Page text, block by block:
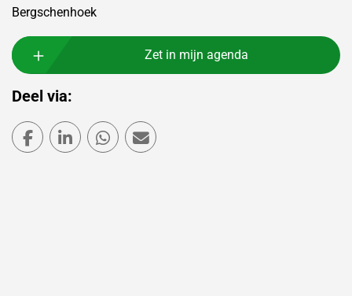
Bergschenhoek
Zet in mijn agenda
Deel via:
Deel via Facebook
Deel via LinkedIn
Deel via WhatsApp